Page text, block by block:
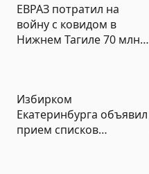
ЕВРАЗ потратил на
войну с ковидом в
Нижнем Тагиле 70 млн
Избирком
Екатеринбурга объявил
прием списков